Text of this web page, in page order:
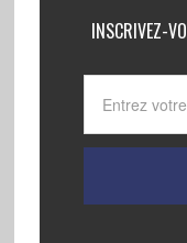
INSCRIVEZ-